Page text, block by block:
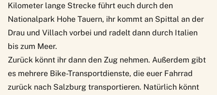
Kilometer lange Strecke führt euch durch den
Nationalpark Hohe Tauern, ihr kommt an Spittal an der
Drau und Villach vorbei und radelt dann durch Italien
bis zum Meer.
Zurück könnt ihr dann den Zug nehmen. Außerdem gibt
es mehrere Bike-Transportdienste, die euer Fahrrad
zurück nach Salzburg transportieren. Natürlich könnt